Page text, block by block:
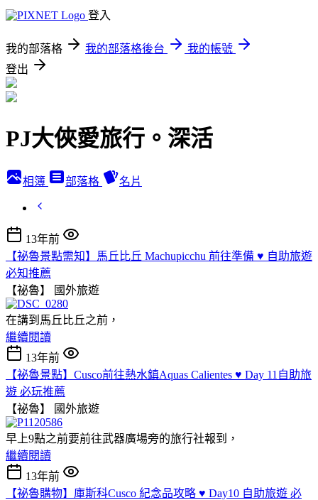
登入
我的部落格 我的部落格後台
我的帳號
登出
PJ大俠愛旅行。深活
相簿 部落格 名片
13年前
【祕魯景點需知】馬丘比丘 Machupicchu 前往準備 ♥ 自助旅遊
必知推薦
【祕魯】
國外旅遊
在講到馬丘比丘之前，
繼續閱讀
13年前
【祕魯景點】Cusco前往熱水鎮Aquas Calientes ♥ Day 11自助旅
遊 必玩推薦
【祕魯】
國外旅遊
早上9點之前要前往武器廣場旁的旅行社報到，
繼續閱讀
13年前
【祕魯購物】庫斯科Cusco 紀念品攻略 ♥ Day10 自助旅遊 必